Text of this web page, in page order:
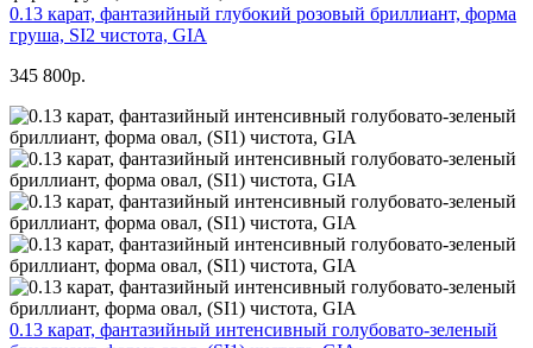
0.13 карат, фантазийный глубокий розовый бриллиант, форма
груша, SI2 чистота, GIA
345 800р.
0.13 карат, фантазийный интенсивный голубовато-зеленый